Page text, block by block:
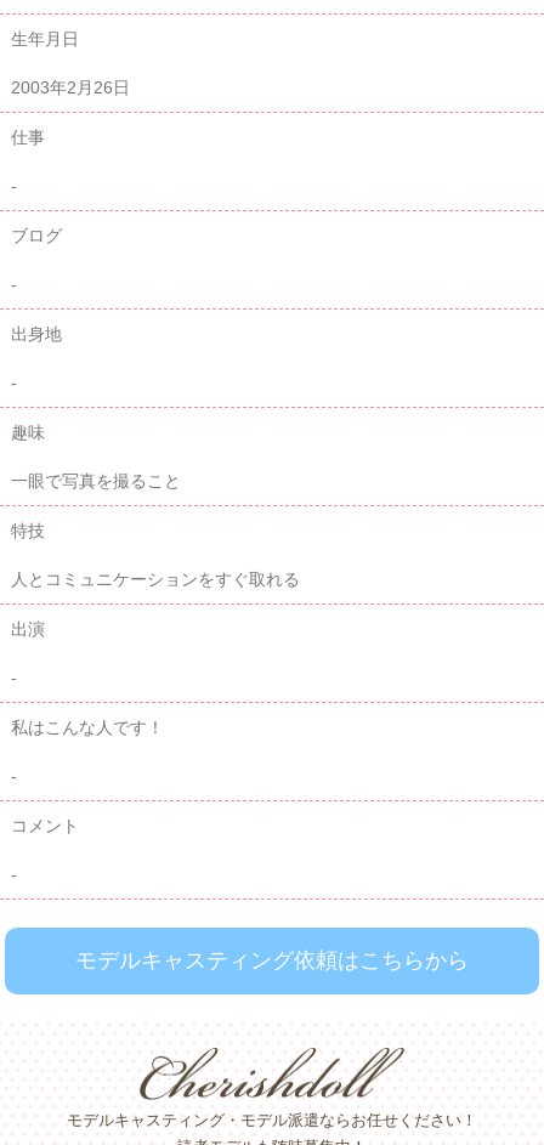
生年月日
2003年2月26日
仕事
-
ブログ
-
出身地
-
趣味
一眼で写真を撮ること
特技
人とコミュニケーションをすぐ取れる
出演
-
私はこんな人です！
-
コメント
-
モデルキャスティング依頼はこちらから
モデルキャスティング・モデル派遣ならお任せください！